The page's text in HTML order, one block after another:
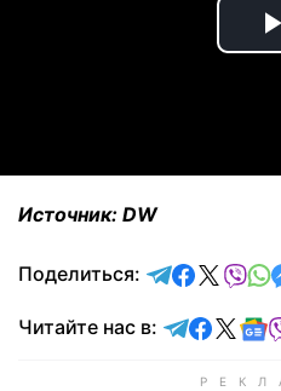
Источник: DW
Поделиться: отправить
Читайте нас в: Читайте